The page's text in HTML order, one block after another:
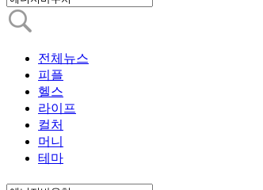
전체뉴스
피플
헬스
라이프
컬처
머니
테마